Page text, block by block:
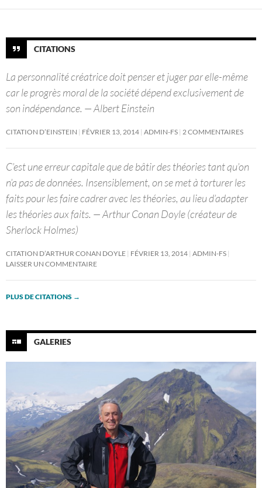
CITATIONS
La personnalité créatrice doit penser et juger par elle-même
car le progrès moral de la société dépend exclusivement de
son indépendance. — Albert Einstein
CITATION D’EINSTEIN FÉVRIER 13, 2014 ADMIN-FS 2 COMMENTAIRES
C’est une erreur capitale que de bâtir des théories tant qu’on
n’a pas de données. Insensiblement, on se met à torturer les
faits pour les faire cadrer avec les théories, au lieu d’adapter
les théories aux faits. — Arthur Conan Doyle (créateur de
Sherlock Holmes)
CITATION D’ARTHUR CONAN DOYLE FÉVRIER 13, 2014 ADMIN-FS
LAISSER UN COMMENTAIRE
PLUS DE CITATIONS →
GALERIES